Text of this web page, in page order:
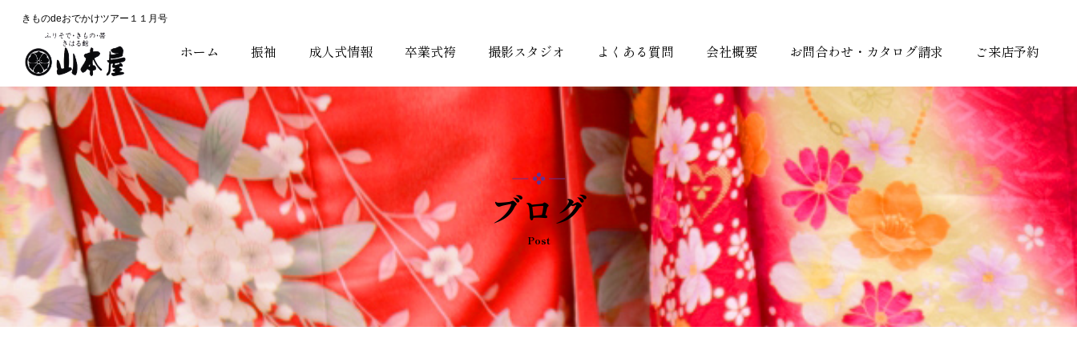
きものdeおでかけツアー１１月号
ホーム 振袖 成人式情報 卒業式袴 撮影スタジオ よくある質問 会社概要 お問合わせ・カタログ請求 ご来店予約
ブログ
Post